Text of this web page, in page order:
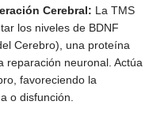
Cerebral: La TMS
los niveles de BDNF
Cerebro), una proteína
reparación neuronal. Actúa
favoreciendo la
o disfunción.